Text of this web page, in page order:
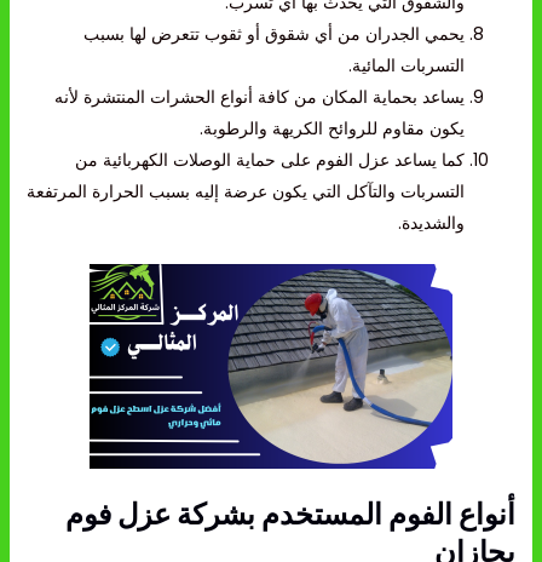
يحمي الجدران من أي شقوق أو ثقوب تتعرض لها بسبب
التسربات المائية.
يساعد بحماية المكان من كافة أنواع الحشرات المنتشرة لأنه
يكون مقاوم للروائح الكريهة والرطوبة.
كما يساعد عزل الفوم على حماية الوصلات الكهربائية من
التسربات والتآكل التي يكون عرضة إليه بسبب الحرارة المرتفعة
والشديدة.
أنواع الفوم المستخدم بشركة عزل فوم
بجازان